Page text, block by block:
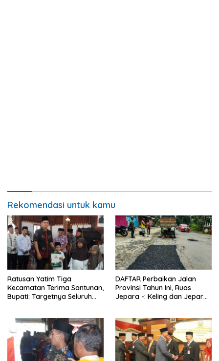
Rekomendasi untuk kamu
Ratusan Yatim Tiga
Kecamatan Terima Santunan,
Bupati: Targetnya Seluruh
DAFTAR Perbaikan Jalan
Provinsi Tahun Ini, Ruas
Jepara -: Keling dan Jepara